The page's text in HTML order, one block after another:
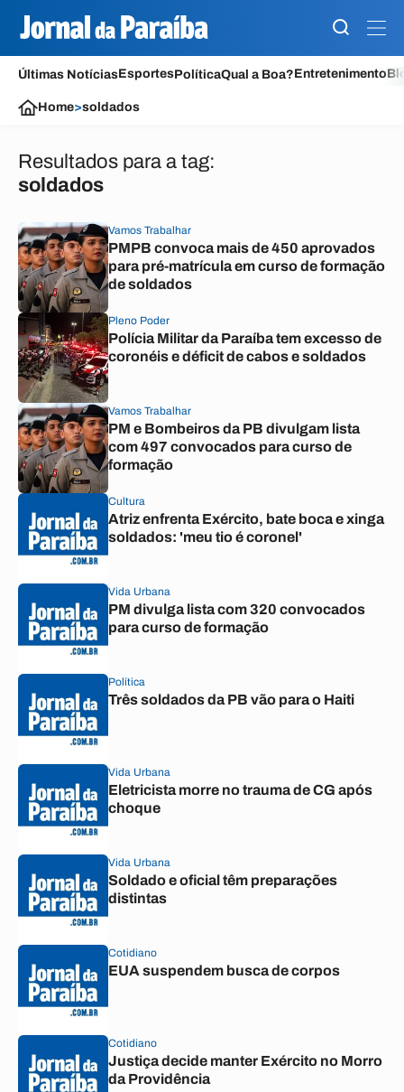
Últimas NotíciasEsportesPolíticaQual a Boa?Entretenimento
Home>soldados
Resultados para a tag:
soldados
Vamos Trabalhar
PMPB convoca mais de 450 aprovados
para pré-matrícula em curso de formação
de soldados
Pleno Poder
Polícia Militar da Paraíba tem excesso de
coronéis e déficit de cabos e soldados
Vamos Trabalhar
PM e Bombeiros da PB divulgam lista
com 497 convocados para curso de
formação
Cultura
Atriz enfrenta Exército, bate boca e xinga
soldados: 'meu tio é coronel'
Vida Urbana
PM divulga lista com 320 convocados
para curso de formação
Política
Três soldados da PB vão para o Haiti
Vida Urbana
Eletricista morre no trauma de CG após
choque
Vida Urbana
Soldado e oficial têm preparações
distintas
Cotidiano
EUA suspendem busca de corpos
Cotidiano
Justiça decide manter Exército no Morro
da Providência